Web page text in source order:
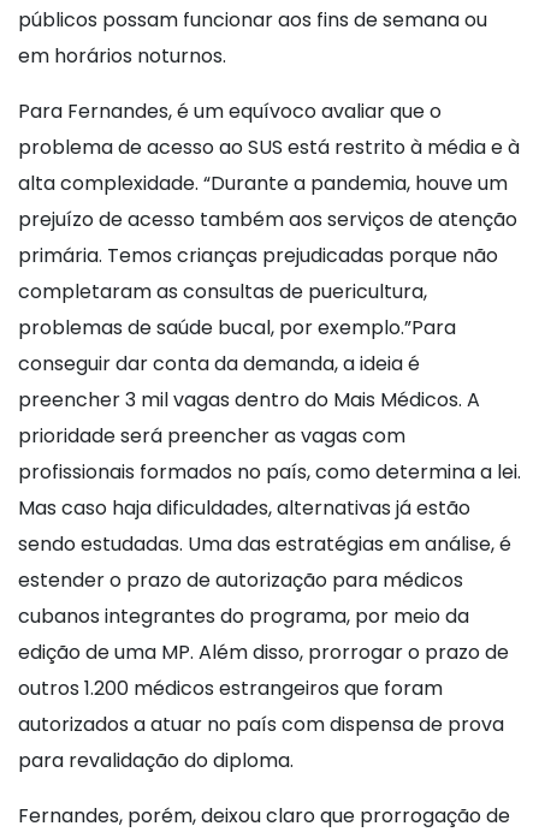
públicos possam funcionar aos fins de semana ou
em horários noturnos.
Para Fernandes, é um equívoco avaliar que o
problema de acesso ao SUS está restrito à média e à
alta complexidade. “Durante a pandemia, houve um
prejuízo de acesso também aos serviços de atenção
primária. Temos crianças prejudicadas porque não
completaram as consultas de puericultura,
problemas de saúde bucal, por exemplo.”Para
conseguir dar conta da demanda, a ideia é
preencher 3 mil vagas dentro do Mais Médicos. A
prioridade será preencher as vagas com
profissionais formados no país, como determina a lei.
Mas caso haja dificuldades, alternativas já estão
sendo estudadas. Uma das estratégias em análise, é
estender o prazo de autorização para médicos
cubanos integrantes do programa, por meio da
edição de uma MP. Além disso, prorrogar o prazo de
outros 1.200 médicos estrangeiros que foram
autorizados a atuar no país com dispensa de prova
para revalidação do diploma.
Fernandes, porém, deixou claro que prorrogação de